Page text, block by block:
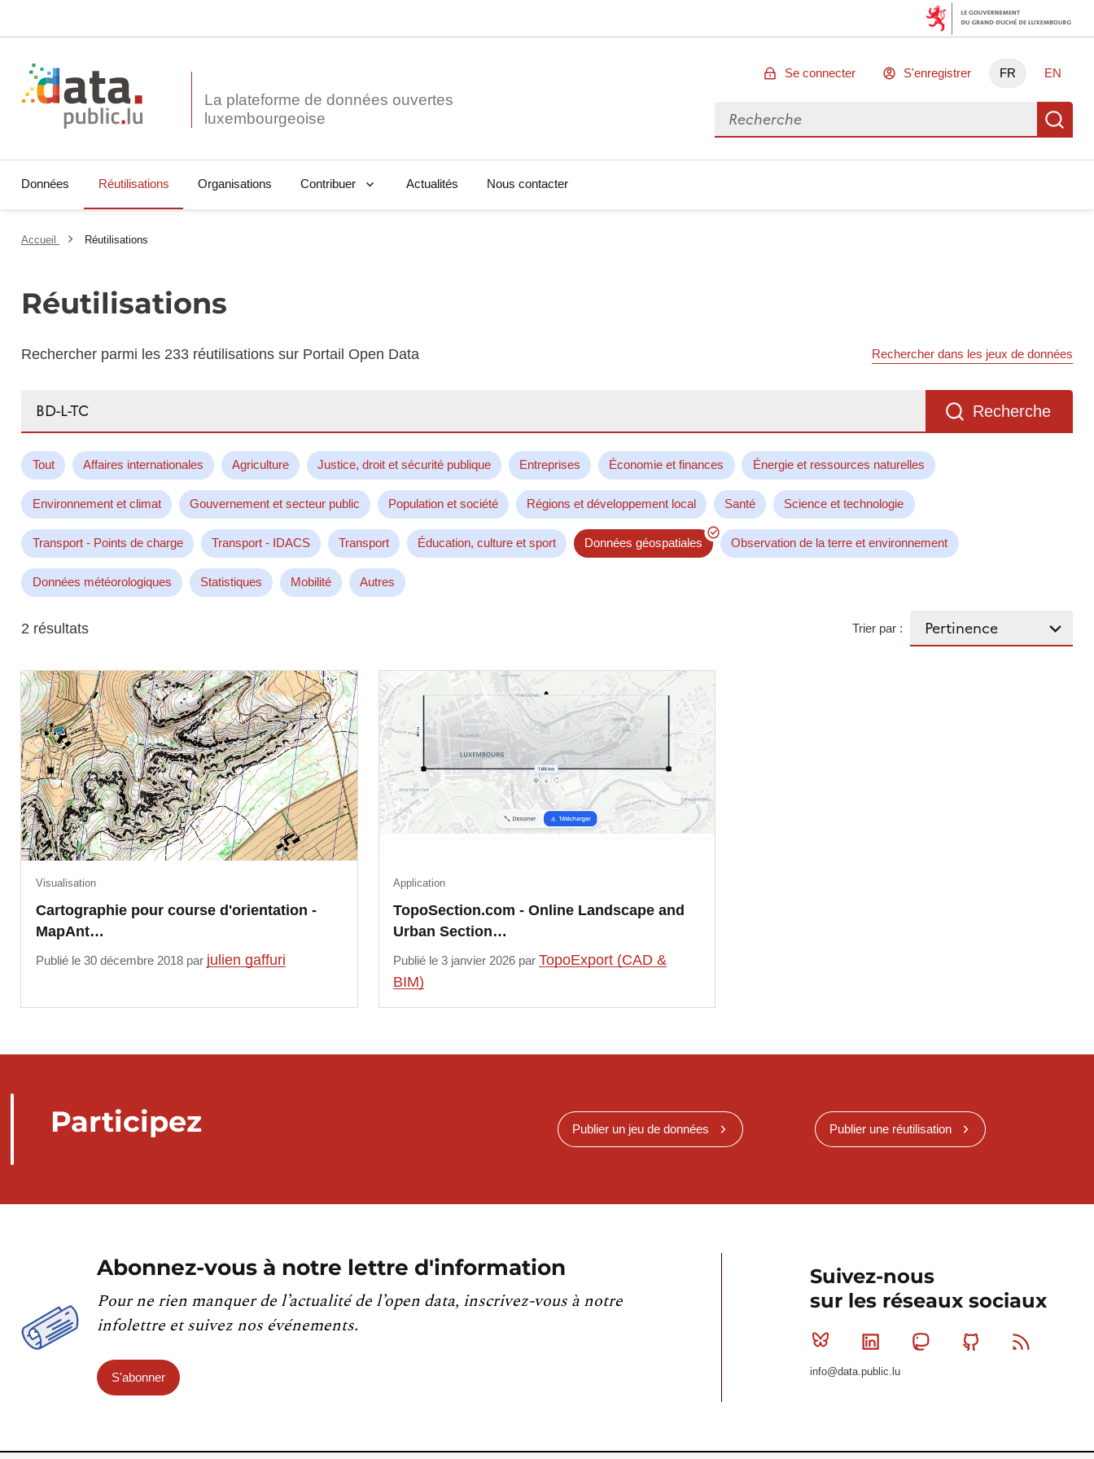
La plateforme de données ouvertes
Se connecter S'enregistrer FR EN
Rechercher des données
Données Réutilisations Organisations Contribuer Actualités Nous contacter
Accueil Réutilisations
Réutilisations
Rechercher parmi les 233 réutilisations sur Portail Open Data Rechercher dans les jeux de données
Recherche
Tout Affaires internationales Agriculture Justice, droit et sécurité publique Entreprises Économie et finances Énergie et ressources naturelles
Environnement et climat Gouvernement et secteur public Population et société Régions et développement local Santé Science et technologie
Transport - Points de charge Transport - IDACS Transport Éducation, culture et sport Données géospatiales Observation de la terre et environnement
Données météorologiques Statistiques Mobilité Autres
2 résultats Trier par :
Cartographie pour course d'orientation -
MapAnt…
Visualisation
Publié le 30 décembre 2018 par julien gaffuri
TopoSection.com - Online Landscape and
Urban Section…
Application
Publié le 3 janvier 2026 parTopoExport (CAD &
BIM)
Participez Publier un jeu de données Publier une réutilisation
Abonnez-vous à notre lettre d'information
Pour ne rien manquer de l’actualité de l’open data, inscrivez-vous à notre
infolettre et suivez nos événements.
S'abonner
Suivez-nous
sur les réseaux sociaux
Bluesky Linkedin MastodonGithub
info@data.public.lu